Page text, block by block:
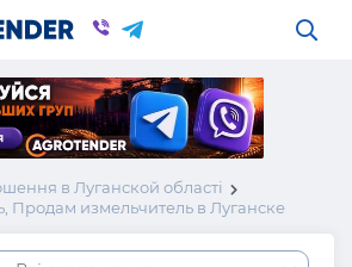
в Луганской області
Продам измельчитель в Луганске